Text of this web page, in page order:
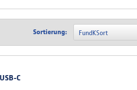
Sortierung:
C